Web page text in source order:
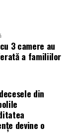
utilizarea pe
6.
intens uleiul, în
de
pot fi
al
de
la educarea
mediului.
de soluții
3 camere au
a familiilor
din
devine o